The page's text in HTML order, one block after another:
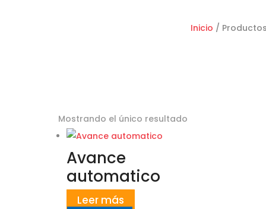
Inicio /
Mostrando el único resultado
Avance
automatico
Leer más